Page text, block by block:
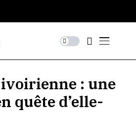
: une
quête d’elle-